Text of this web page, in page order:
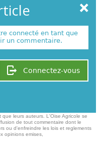
connecté en tant que
un commentaire.
Connectez-vous
leurs auteurs. L'Oise Agricole se
de tout commentaire dont le
ou d'enfreindre les lois et reglements
opinions emises,